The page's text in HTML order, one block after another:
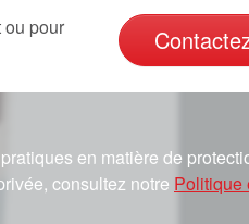
ou pour
en matière de
consultez notre Politique